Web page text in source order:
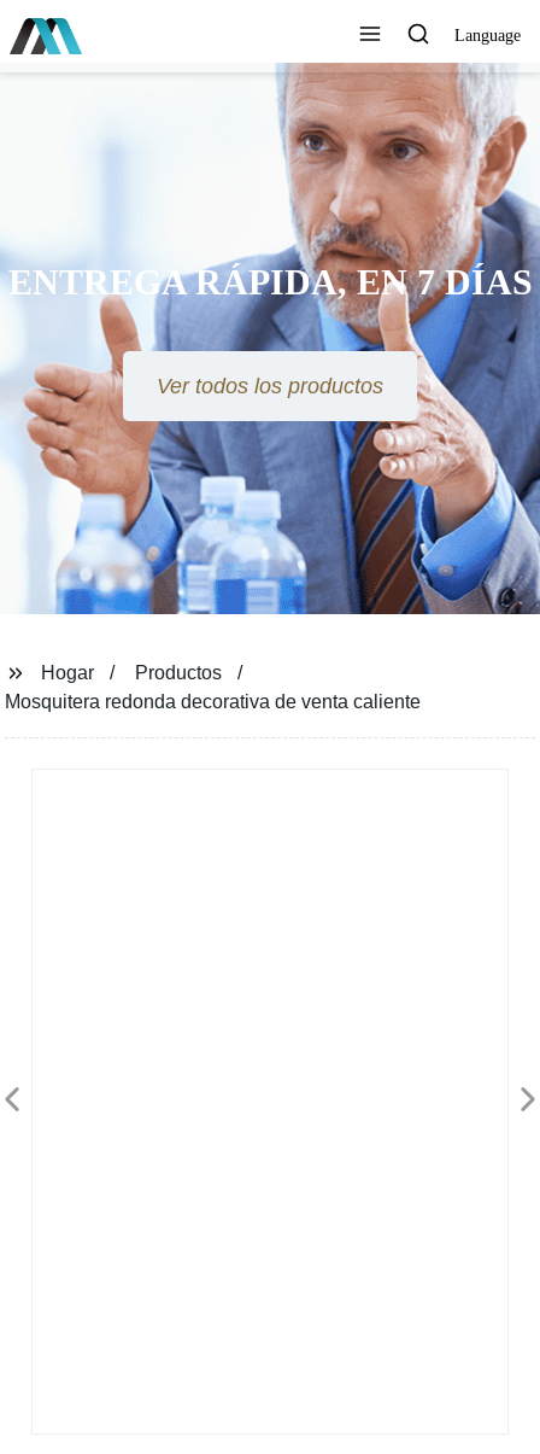
Language
ENTREGA RÁPIDA, EN 7 DÍAS
Ver todos los productos
Hogar
Productos
Mosquitera redonda decorativa de venta caliente